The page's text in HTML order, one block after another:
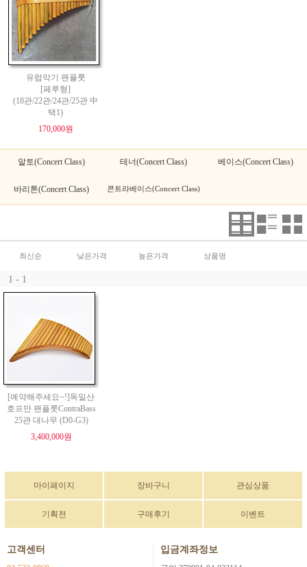
유럽악기 팬플룻
[페루형]
(18관/22관/24관/25관 中
택1)
170,000원
알토(Concert Class) 테너(Concert Class) 베이스(Concert Class)
바리톤(Concert Class) 콘트라베이스(Concert Class)
최신순 낮은가격 높은가격 상품명
1 - 1
[예약해주세요~!]독일산
호프만 팬플룻ContraBass
25관 대나무 (D0-G3)
3,400,000원
마이페이지 장바구니 관심상품
기획전 구매후기 이벤트
고객센터 입금계좌정보